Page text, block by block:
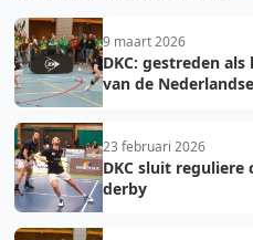
9 maart 2026
DKC: gestreden
van de
23 februari 2026
DKC sluit
derby